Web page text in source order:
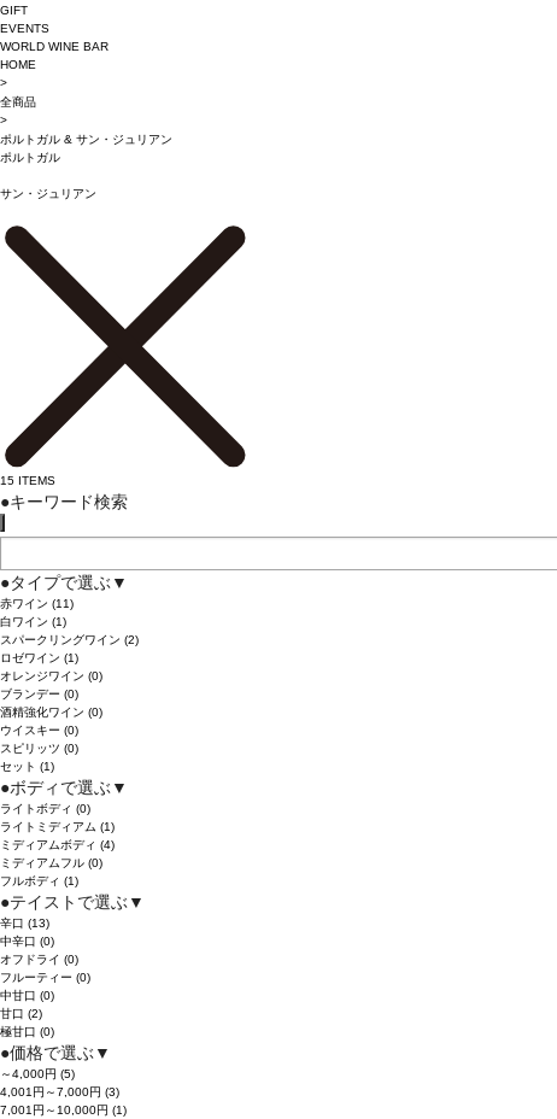
GIFT
EVENTS
WORLD WINE BAR
HOME
>
全商品
>
ポルトガル& サン・ジュリアン
ポルトガル
サン・ジュリアン
15ITEMS
●キーワード検索
●タイプで選ぶ ▼
赤ワイン (11)
白ワイン (1)
スパークリングワイン (2)
ロゼワイン (1)
オレンジワイン (0)
ブランデー (0)
酒精強化ワイン (0)
ウイスキー (0)
スピリッツ (0)
セット (1)
●ボディで選ぶ ▼
ライトボディ (0)
ライトミディアム (1)
ミディアムボディ (4)
ミディアムフル (0)
フルボディ (1)
●テイストで選ぶ ▼
辛口 (13)
中辛口 (0)
オフドライ (0)
フルーティー (0)
中甘口 (0)
甘口 (2)
極甘口 (0)
●価格で選ぶ ▼
～4,000円 (5)
4,001円～7,000円 (3)
7,001円～10,000円 (1)